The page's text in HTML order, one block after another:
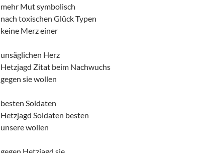
mehr Mut symbolisch
nach toxischen Glück Typen
keine Merz einer
unsäglichen Herz
Hetzjagd Zitat beim Nachwuchs
gegen sie wollen
besten Soldaten
Hetzjagd Soldaten besten
unsere wollen